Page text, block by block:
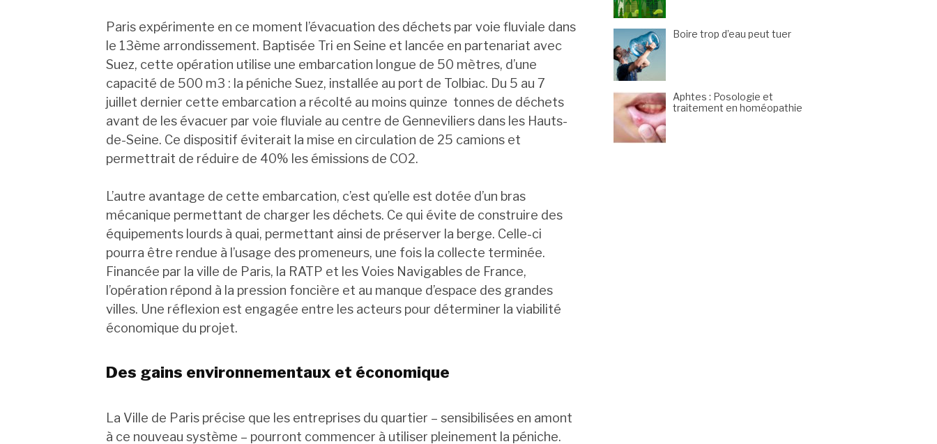
Paris expérimente en ce moment l’évacuation des déchets par voie fluviale dans
le 13ème arrondissement. Baptisée Tri en Seine et lancée en partenariat avec
Suez, cette opération utilise une embarcation longue de 50 mètres, d’une
capacité de 500 m3 : la péniche Suez, installée au port de Tolbiac. Du 5 au 7
juillet dernier cette embarcation a récolté au moins quinze tonnes de déchets
avant de les évacuer par voie fluviale au centre de Genneviliers dans les Hauts-
de-Seine. Ce dispositif éviterait la mise en circulation de 25 camions et
permettrait de réduire de 40% les émissions de CO2.
L’autre avantage de cette embarcation, c’est qu’elle est dotée d’un bras
mécanique permettant de charger les déchets. Ce qui évite de construire des
équipements lourds à quai, permettant ainsi de préserver la berge. Celle-ci
pourra être rendue à l’usage des promeneurs, une fois la collecte terminée.
Financée par la ville de Paris, la RATP et les Voies Navigables de France,
l’opération répond à la pression foncière et au manque d’espace des grandes
villes. Une réflexion est engagée entre les acteurs pour déterminer la viabilité
économique du projet.
Des gains environnementaux et économique
La Ville de Paris précise que les entreprises du quartier – sensibilisées en amont
à ce nouveau système – pourront commencer à utiliser pleinement la péniche.
Boire trop d’eau peut tuer
Aphtes : Posologie et
traitement en homéopathie